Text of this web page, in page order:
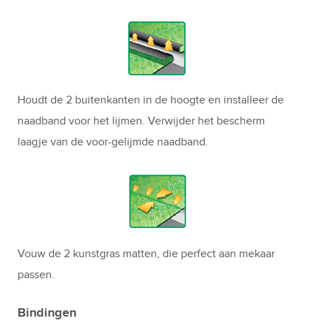
Houdt de 2 buitenkanten in de hoogte en installeer de
naadband voor het lijmen. Verwijder het bescherm
laagje van de voor-gelijmde naadband.
Vouw de 2 kunstgras matten, die perfect aan mekaar
passen.
Bindingen